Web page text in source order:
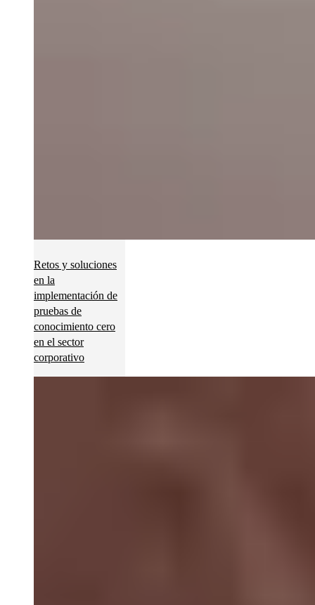
Retos y soluciones
en la
implementación de
pruebas de
conocimiento cero
en el sector
corporativo